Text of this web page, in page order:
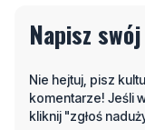
Napisz
Nie hejtuj, pisz
komentarze! Jeśli
kliknij "zgłoś